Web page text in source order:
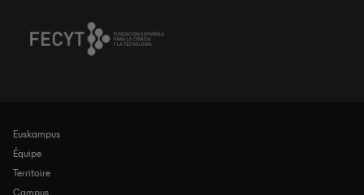
Navegación
principal
Euskampus
Équipe
Territoire